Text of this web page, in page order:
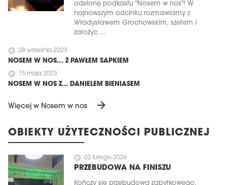
odsłonę podkastu "Nosem w nos"! W
najnowszym odcinku rozmawiamy z
Władysławem Grochowskim, szefem i
założyc ...
schedule 28 września 2023
NOSEM W NOS… Z PAWŁEM SAPKIEM
schedule 15 maja 2023
NOSEM W NOS Z... DANIELEM BIENIASEM
Więcej w Nosem w nos arrow_forward
OBIEKTY UŻYTECZNOŚCI PUBLICZNEJ
schedule 02 lutego 2026
PRZEBUDOWA NA FINISZU
Kończy się przebudowa zabytkowego,